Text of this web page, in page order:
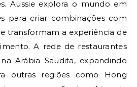
Aussie explora o mundo em
para criar combinações com
transformam a experiência de
A rede de restaurantes
Arábia Saudita, expandindo
outras regiões como Hong